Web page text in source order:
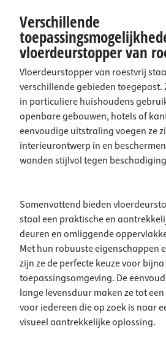
Verschillende
vloerdeurstopper van
Vloerdeurstopper van roestvrij
verschillende gebieden toegepast.
in particuliere huishoudens
openbare gebouwen, hotels of
eenvoudige uitstraling voegen ze
interieurontwerp in en
wanden stijlvol tegen
Samenvattend bieden
staal een praktische en
deuren en omliggende
Met hun robuuste eigenschappen
zijn ze de perfecte keuze voor
toepassingsomgeving. De
lange levensduur maken ze tot
voor iedereen die op zoek is naar
visueel aantrekkelijke oplossing.